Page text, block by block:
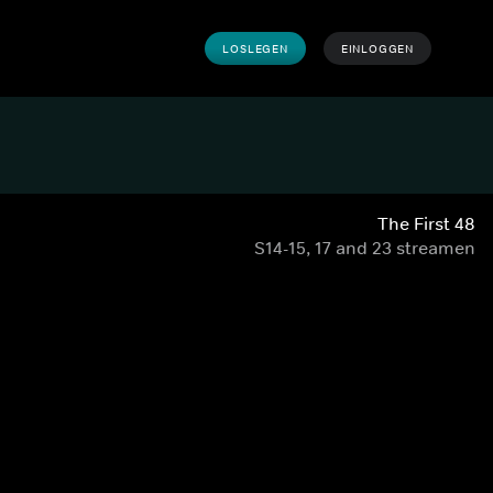
LOSLEGEN EINLOGGEN
The First 48
S14-15, 17 and 23 streamen